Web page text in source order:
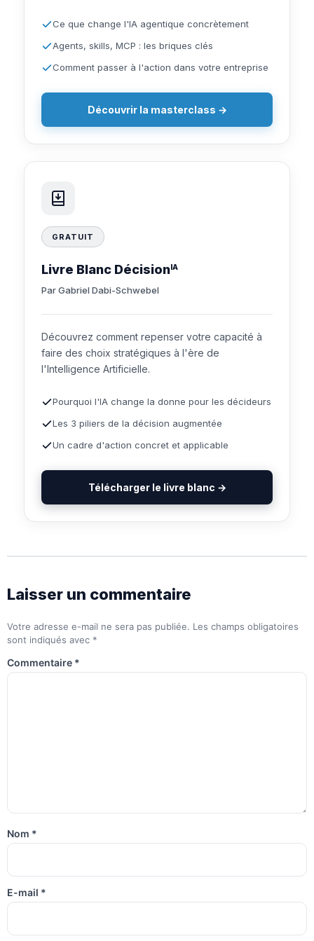
Ce que change l'IA agentique concrètement
Agents, skills, MCP : les briques clés
Comment passer à l'action dans votre entreprise
Découvrir la masterclass →
GRATUIT
Livre Blanc Décision IA
Par Gabriel Dabi-Schwebel
Découvrez comment repenser votre capacité à
faire des choix stratégiques à l'ère de
l'Intelligence Artificielle.
Pourquoi l'IA change la donne pour les décideurs
Les 3 piliers de la décision augmentée
Un cadre d'action concret et applicable
Télécharger le livre blanc →
Laisser un commentaire
Votre adresse e-mail ne sera pas publiée. Les champs obligatoires
sont indiqués avec *
Commentaire *
Nom *
E-mail *